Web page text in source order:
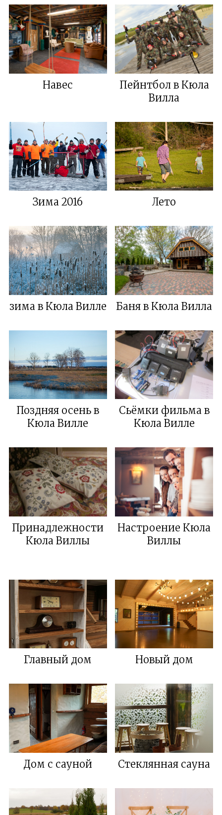
Навес
Пейнтбол в Кюла
Вилла
Зима 2016 Лето
зима в Кюла Виллe Баня в Кюла Вилла
Поздняя осень в
Кюла Виллe
Сьёмки фильма в
Кюла Вилле
Принадлежности
Кюла Виллы
Настроение Кюла
Виллы
Главный дом Новый дом
Дом с сауной Стеклянная сауна